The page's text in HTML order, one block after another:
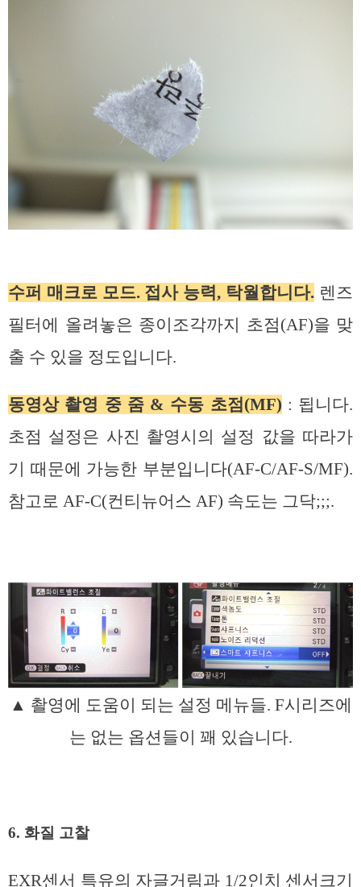
수퍼 매크로 모드. 접사 능력, 탁월합니다. 렌즈
필터에 올려놓은 종이조각까지 초점(AF)을 맞
출 수 있을 정도입니다.
동영상 촬영 중 줌 & 수동 초점(MF) : 됩니다.
초점 설정은 사진 촬영시의 설정 값을 따라가
기 때문에 가능한 부분입니다(AF-C/AF-S/MF).
참고로 AF-C(컨티뉴어스 AF) 속도는 그닥;;;.
▲ 촬영에 도움이 되는 설정 메뉴들. F시리즈에
는 없는 옵션들이 꽤 있습니다.
6. 화질 고찰
EXR센서 특유의 자글거림과 1/2인치 센서크기